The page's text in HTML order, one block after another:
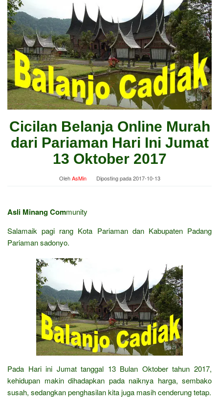
Cicilan Belanja Online Murah
dari Pariaman Hari Ini Jumat
13 Oktober 2017
OlehAsMin Diposting pada2017-10-13
Asli Minang Community
Salamaik pagi rang Kota Pariaman dan Kabupaten Padang
Pariaman sadonyo.
Pada Hari ini Jumat tanggal 13 Bulan Oktober tahun 2017,
kehidupan makin dihadapkan pada naiknya harga, sembako
susah, sedangkan penghasilan kita juga masih cenderung tetap.